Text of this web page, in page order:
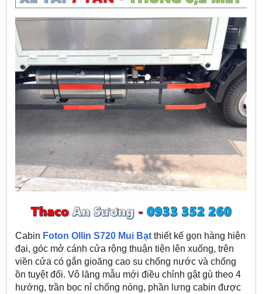
Cabin Foton Ollin S720 Mui Bạt thiết kế gọn hàng hiện
đại, góc mở cánh cửa rộng thuận tiện lên xuống, trên
viền cửa có gắn gioăng cao su chống nước và chống
ồn tuyệt đối. Vô lăng mẫu mới điều chỉnh gật gù theo 4
hướng, trần bọc nỉ chống nóng, phần lưng cabin được